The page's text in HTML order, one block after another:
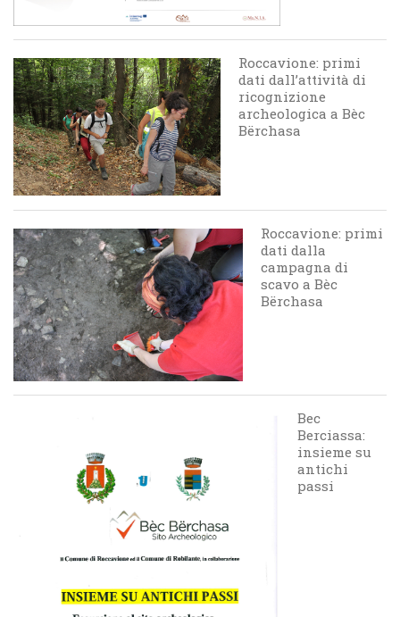
Roccavione: primi
dati dall’attività di
ricognizione
archeologica a Bèc
Bërchasa
Roccavione: primi
dati dalla
campagna di
scavo a Bèc
Bërchasa
Bec
Berciassa:
insieme su
antichi
passi